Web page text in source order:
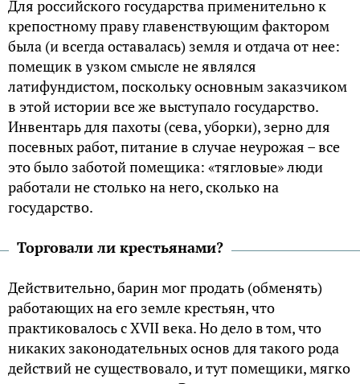
Для российского государства применительно к
крепостному праву главенствующим фактором
была (и всегда оставалась) земля и отдача от нее:
помещик в узком смысле не являлся
латифундистом, поскольку основным заказчиком
в этой истории все же выступало государство.
Инвентарь для пахоты (сева, уборки), зерно для
посевных работ, питание в случае неурожая – все
это было заботой помещика: «тягловые» люди
работали не столько на него, сколько на
государство.
Торговали ли крестьянами?
Действительно, барин мог продать (обменять)
работающих на его земле крестьян, что
практиковалось с XVII века. Но дело в том, что
никаких законодательных основ для такого рода
действий не существовало, и тут помещики, мягко